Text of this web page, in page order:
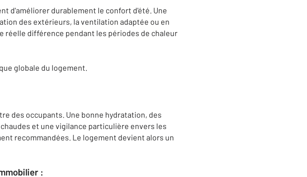
d'améliorer durablement le confort d'été. Une
des extérieurs, la ventilation adaptée ou en
différence pendant les périodes de chaleur
globale du logement.
des occupants. Une bonne hydratation, des
et une vigilance particulière envers les
recommandées. Le logement devient alors un
: